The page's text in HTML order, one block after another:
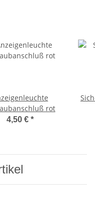
Schraubanschluß rot
4,50 € *